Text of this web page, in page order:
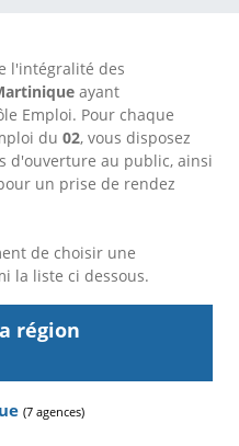
l'intégralité des
ayant
Emploi. Pour chaque
du 02, vous disposez
d'ouverture au public, ainsi
un prise de rendez
de choisir une
la liste ci dessous.
région
(7 agences)